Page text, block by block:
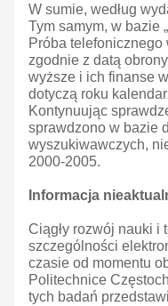
W sumie, według
Tym samym, w bazie
Próba telefonicznego
zgodnie z datą
wyższe i ich finanse
dotyczą roku
Kontynuując
sprawdzono w bazie
wyszukiwawczych,
2000-2005.
Informacja
Ciągły rozwój nauki i
szczególności
czasie od momentu
Politechnice
tych badań